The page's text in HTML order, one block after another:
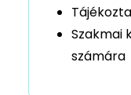
Szakmai
számára